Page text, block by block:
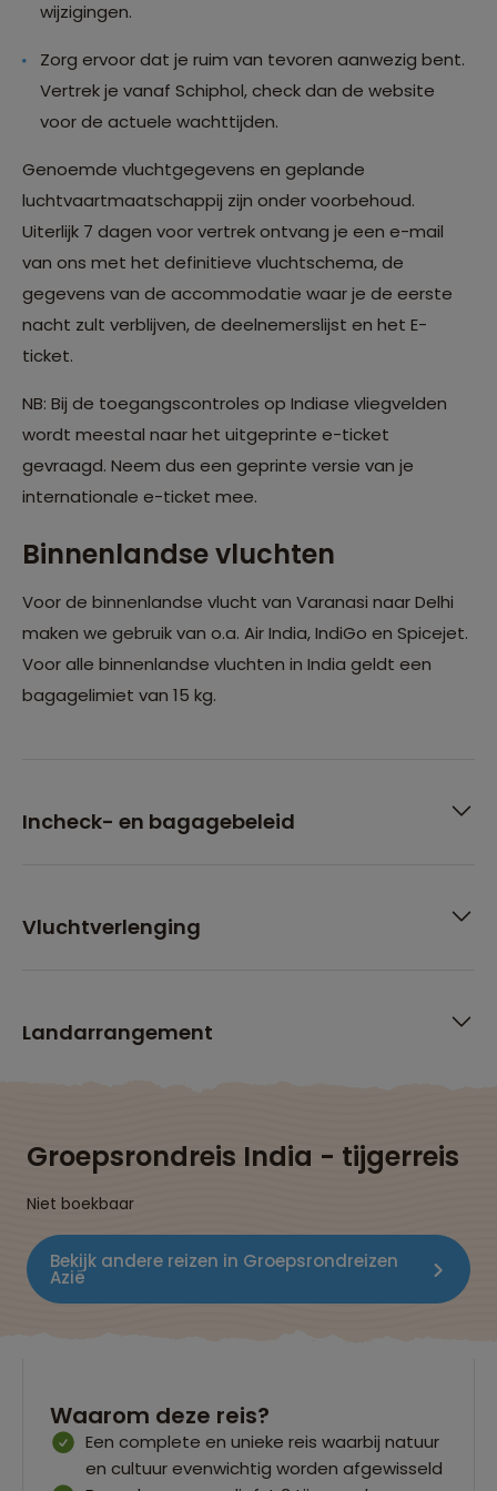
wijzigingen.
Zorg ervoor dat je ruim van tevoren aanwezig bent.
Vertrek je vanaf Schiphol, check dan de website
voor de actuele wachttijden.
Genoemde vluchtgegevens en geplande
luchtvaartmaatschappij zijn onder voorbehoud.
Uiterlijk 7 dagen voor vertrek ontvang je een e-mail
van ons met het definitieve vluchtschema, de
gegevens van de accommodatie waar je de eerste
nacht zult verblijven, de deelnemerslijst en het E-
ticket.
NB: Bij de toegangscontroles op Indiase vliegvelden
wordt meestal naar het uitgeprinte e-ticket
gevraagd. Neem dus een geprinte versie van je
internationale e-ticket mee.
Binnenlandse vluchten
Voor de binnenlandse vlucht van Varanasi naar Delhi
maken we gebruik van o.a. Air India, IndiGo en Spicejet.
Voor alle binnenlandse vluchten in India geldt een
bagagelimiet van 15 kg.
Incheck- en bagagebeleid
Vluchtverlenging
Landarrangement
Groepsrondreis India - tijgerreis
Niet boekbaar
Bekijk andere reizen in Groepsrondreizen
Azië
Waarom deze reis?
Een complete en unieke reis waarbij natuur
en cultuur evenwichtig worden afgewisseld